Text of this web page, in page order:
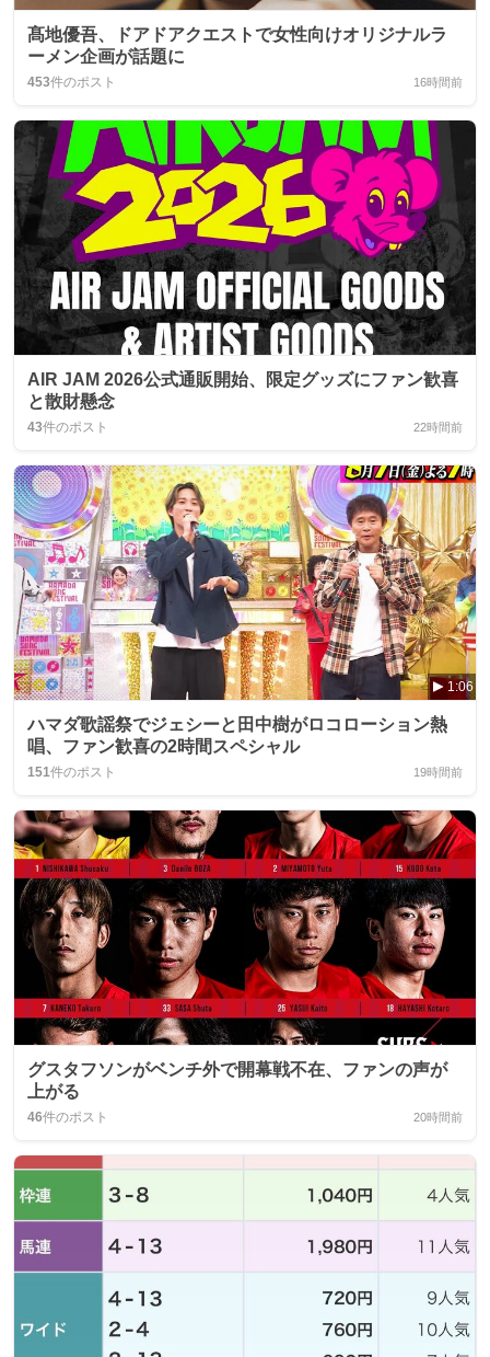
髙地優吾、ドアドアクエストで女性向けオリジナルラ
ーメン企画が話題に
453件のポスト 16時間前
AIR JAM 2026公式通販開始、限定グッズにファン歓喜
と散財懸念
43件のポスト 22時間前
1:06
ハマダ歌謡祭でジェシーと田中樹がロコローション熱
唱、ファン歓喜の2時間スペシャル
151件のポスト 19時間前
グスタフソンがベンチ外で開幕戦不在、ファンの声が
上がる
46件のポスト 20時間前